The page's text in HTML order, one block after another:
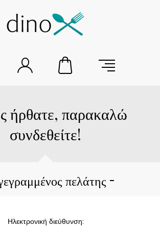
ήρθατε, παρακαλώ
συνδεθείτε!
πελάτης
Ηλεκτρονική διεύθυνση: